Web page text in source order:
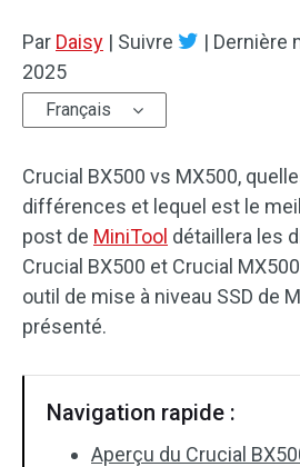
Par Daisy | Suivre | Dernière
2025
Français
Crucial BX500 vs MX500,
différences et lequel est le
post de MiniTool détaillera les
Crucial BX500 et Crucial
outil de mise à niveau SSD de
présenté.
Navigation rapide :
Aperçu du Crucial